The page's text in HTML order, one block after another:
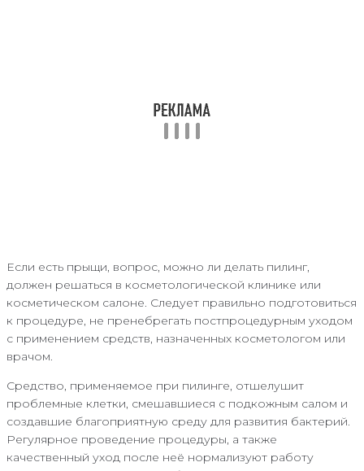
Если есть прыщи, вопрос, можно ли делать пилинг,
должен решаться в косметологической клинике или
косметическом салоне. Следует правильно подготовиться
к процедуре, не пренебрегать постпроцедурным уходом
с применением средств, назначенных косметологом или
врачом.
Средство, применяемое при пилинге, отшелушит
проблемные клетки, смешавшиеся с подкожным салом и
создавшие благоприятную среду для развития бактерий.
Регулярное проведение процедуры, а также
качественный уход после неё нормализуют работу